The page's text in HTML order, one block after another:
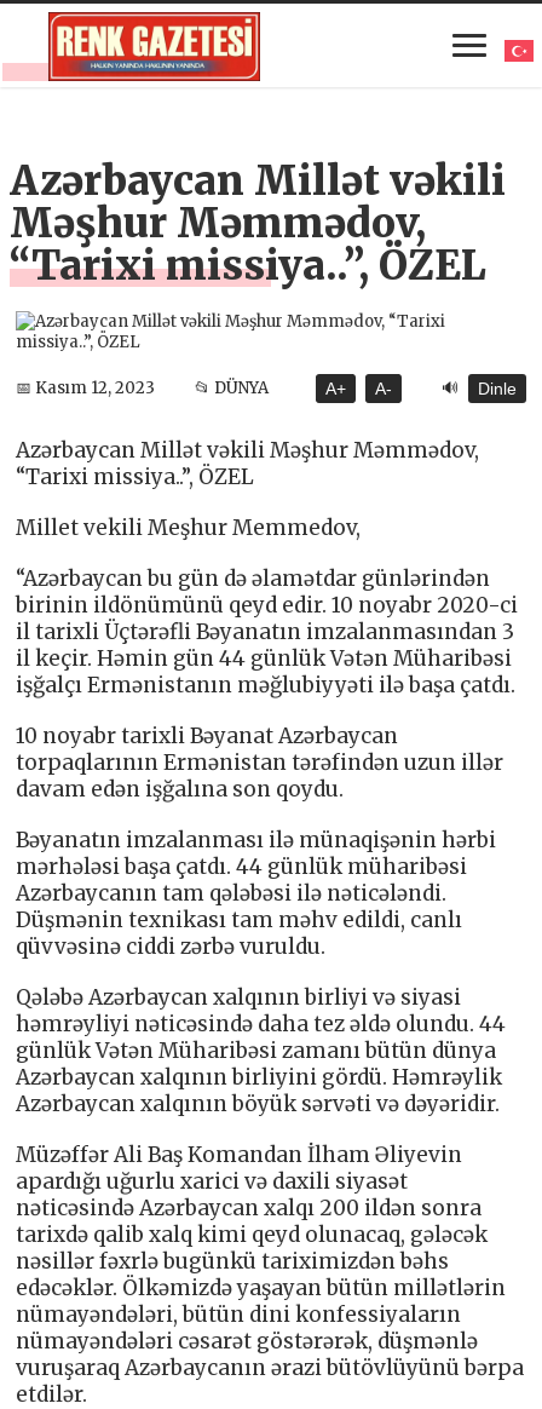
Azərbaycan Millət vəkili
Məşhur Məmmədov,
“Tarixi missiya..”, ÖZEL
📅 Kasım 12, 2023 📂 DÜNYA A+ A- 🔊 Dinle
Azərbaycan Millət vəkili Məşhur Məmmədov,
“Tarixi missiya..”, ÖZEL
Millet vekili Meşhur Memmedov,
“Azərbaycan bu gün də əlamətdar günlərindən
birinin ildönümünü qeyd edir. 10 noyabr 2020-ci
il tarixli Üçtərəfli Bəyanatın imzalanmasından 3
il keçir. Həmin gün 44 günlük Vətən Müharibəsi
işğalçı Ermənistanın məğlubiyyəti ilə başa çatdı.
10 noyabr tarixli Bəyanat Azərbaycan
torpaqlarının Ermənistan tərəfindən uzun illər
davam edən işğalına son qoydu.
Bəyanatın imzalanması ilə münaqişənin hərbi
mərhələsi başa çatdı. 44 günlük müharibəsi
Azərbaycanın tam qələbəsi ilə nəticələndi.
Düşmənin texnikası tam məhv edildi, canlı
qüvvəsinə ciddi zərbə vuruldu.
Qələbə Azərbaycan xalqının birliyi və siyasi
həmrəyliyi nəticəsində daha tez əldə olundu. 44
günlük Vətən Müharibəsi zamanı bütün dünya
Azərbaycan xalqının birliyini gördü. Həmrəylik
Azərbaycan xalqının böyük sərvəti və dəyəridir.
Müzəffər Ali Baş Komandan İlham Əliyevin
apardığı uğurlu xarici və daxili siyasət
nəticəsində Azərbaycan xalqı 200 ildən sonra
tarixdə qalib xalq kimi qeyd olunacaq, gələcək
nəsillər fəxrlə bugünkü tariximizdən bəhs
edəcəklər. Ölkəmizdə yaşayan bütün millətlərin
nümayəndələri, bütün dini konfessiyaların
nümayəndələri cəsarət göstərərək, düşmənlə
vuruşaraq Azərbaycanın ərazi bütövlüyünü bərpa
etdilər.